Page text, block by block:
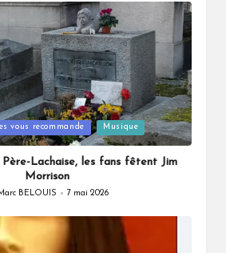
vous recommande Musique
Lachaise, les fans fêtent Jim
Morrison
Marc BELOUIS 7 mai 2026